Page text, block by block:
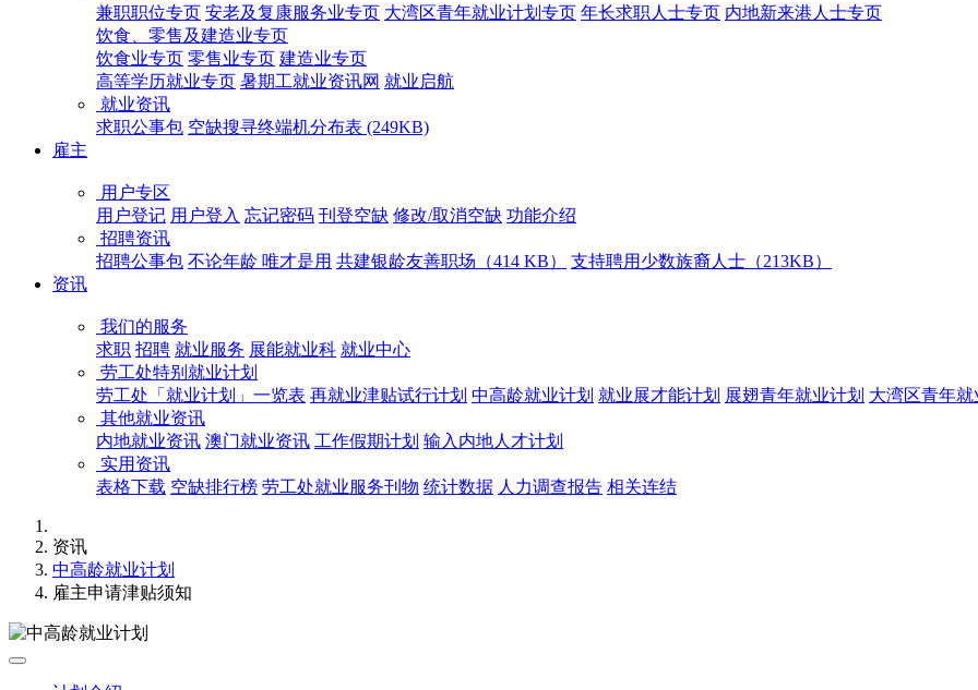
兼职职位专页 安老及复康服务业专页 大湾区青年就业计划专页 年长求职人士专页 内地新来港人士专页
饮食、零售及建造业专页
饮食业专页 零售业专页 建造业专页
高等学历就业专页 暑期工就业资讯网 就业启航
就业资讯
求职公事包 空缺搜寻终端机分布表 (249KB)
雇主
用户专区
用户登记 用户登入 忘记密码 刊登空缺 修改/取消空缺 功能介绍
招聘资讯
招聘公事包 不论年龄 唯才是用 共建银龄友善职场（414 KB）
支持聘用少数族裔人士（213KB）
资讯
我们的服务
求职 招聘 就业服务 展能就业科 就业中心
劳工处特别就业计划
劳工处「就业计划」一览表 再就业津贴试行计划 中高龄就业计划 就业展才能计划 展翅青年就业计划 大湾区青年就
其他就业资讯
内地就业资讯 澳门就业资讯 工作假期计划 输入内地人才计划
实用资讯
表格下载 空缺排行榜 劳工处就业服务刊物 统计数据 人力调查报告 相关连结
资讯
中高龄就业计划
雇主申请津贴须知